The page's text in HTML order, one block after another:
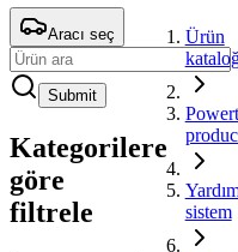
Aracı seç
Submit
Kategorilere
göre
filtrele
Ürün
sistem